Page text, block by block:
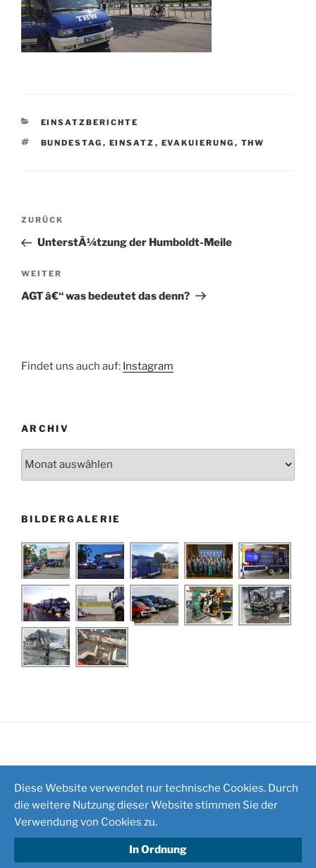
KATEGORIEN
EINSATZBERICHTE
SCHLAGWÖRTER
BUNDESTAG , EINSATZ , EVAKUIERUNG , THW
Beitragsnavigation
Vorheriger
Beitrag
ZURÜCK
UnterstÃ¼tzung der Humboldt-Meile
Nächster
Beitrag
WEITER
AGT â€“ was bedeutet das denn?
Findet uns auch auf: Instagram
ARCHIV
BILDERGALERIE
Diese Website verwendet nur technische Cookies. Durch
die weitere Nutzung dieser Website stimmen Sie der
Verwendung von Cookies zu.
In Ordnung